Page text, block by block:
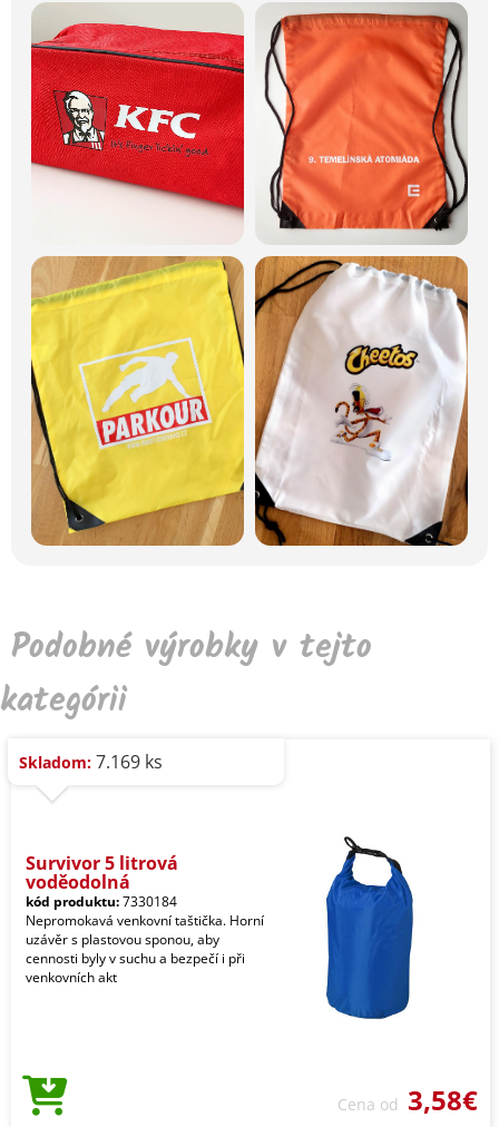
Podobné výrobky v tejto
kategórii
Skladom: 7.169 ks
Survivor 5 litrová
voděodolná
kód produktu:7330184
Nepromokavá venkovní taštička. Horní
uzávěr s plastovou sponou, aby
cennosti byly v suchu a bezpečí i při
venkovních akt
Cena od 3,58€